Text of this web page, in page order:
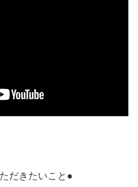
だきたいこと●